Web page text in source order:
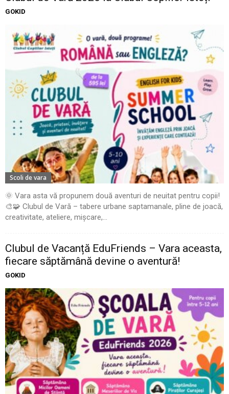
GOKID
Scoli de vara
🌞 Vara asta vă propunem două aventuri de neuitat pentru copii!
🎨🧩 Clubul de Vară – tabere urbane saptamanale, pline de joacă,
creativitate, ateliere, mișcare,...
Clubul de Vacanță EduFriends – Vara aceasta,
fiecare săptămână devine o aventură!
GOKID